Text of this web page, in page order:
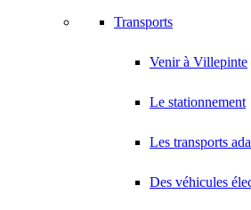
Transports
Venir à Villepinte
Le stationnement
Les transports
Des véhicules